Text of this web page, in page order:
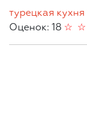
турецкая кухня
Оценок: 18
☆
☆